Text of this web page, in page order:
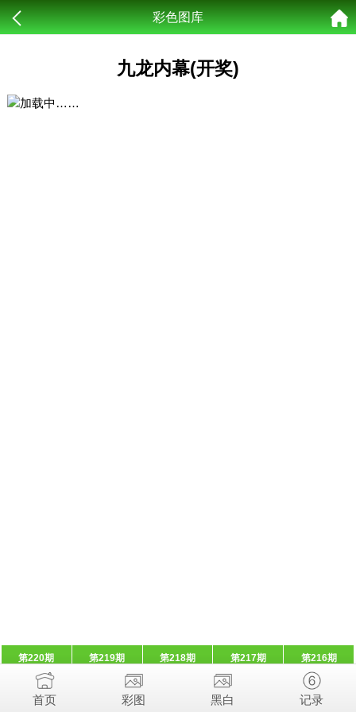
彩色图库
九龙内幕(开奖)
第220期 第219期 第218期 第217期 第216期
首页 彩图 黑白 记录